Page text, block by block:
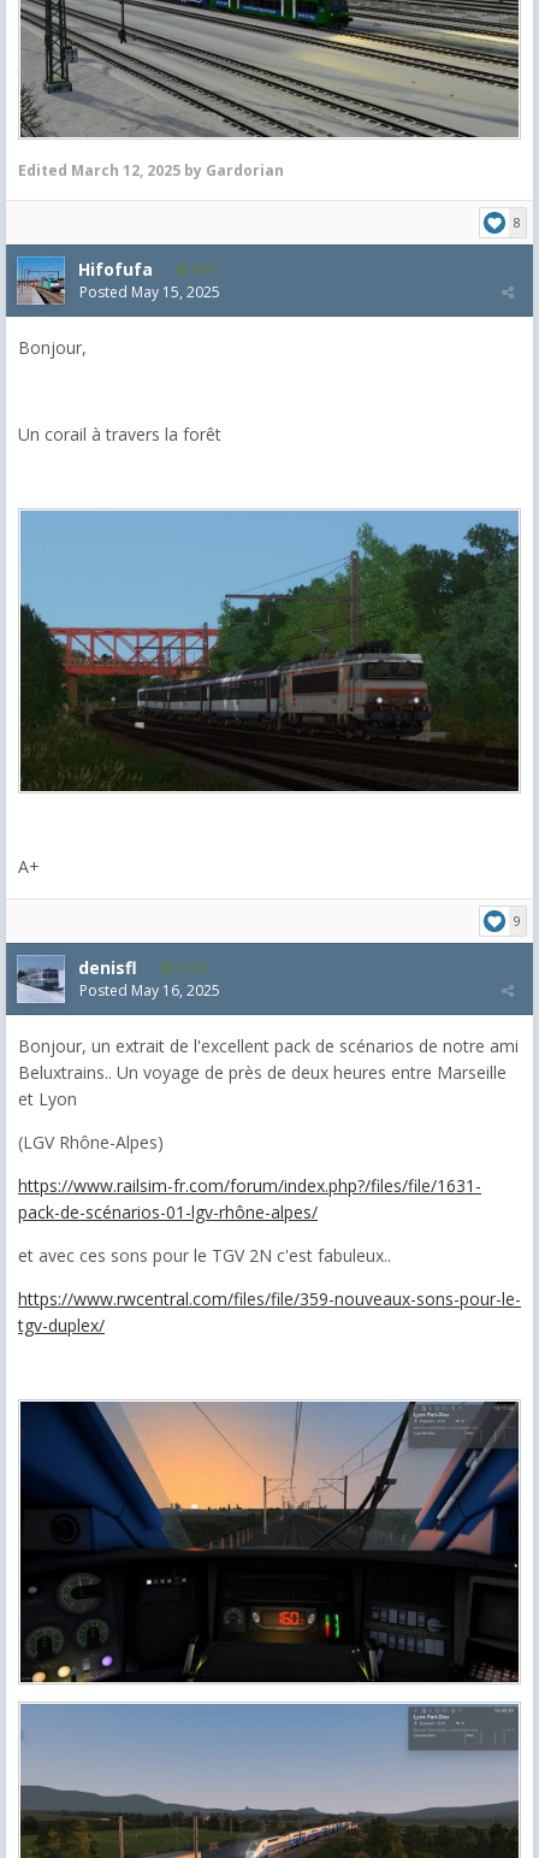
Edited March 12, 2025 by Gardorian
8
Hifofufa 674
Posted May 15, 2025
Bonjour,
Un corail à travers la forêt
A+
9
denisfl 1,522
Posted May 16, 2025
Bonjour, un extrait de l'excellent pack de scénarios de notre ami
Beluxtrains.. Un voyage de près de deux heures entre Marseille
et Lyon
(LGV Rhône-Alpes)
https://www.railsim-fr.com/forum/index.php?/files/file/1631-
pack-de-scénarios-01-lgv-rhône-alpes/
et avec ces sons pour le TGV 2N c'est fabuleux..
https://www.rwcentral.com/files/file/359-nouveaux-sons-pour-le-
tgv-duplex/